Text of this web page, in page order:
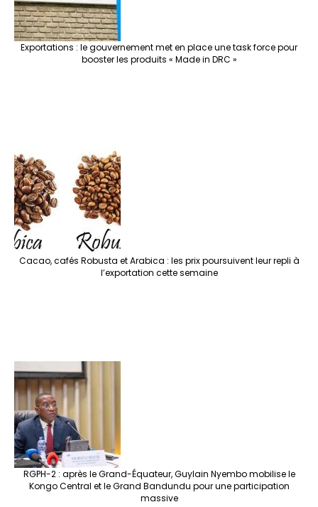
Exportations : le gouvernement met en place une task force pour
booster les produits « Made in DRC »
Cacao, cafés Robusta et Arabica : les prix poursuivent leur repli à
l’exportation cette semaine
RGPH-2 : après le Grand-Équateur, Guylain Nyembo mobilise le
Kongo Central et le Grand Bandundu pour une participation
massive